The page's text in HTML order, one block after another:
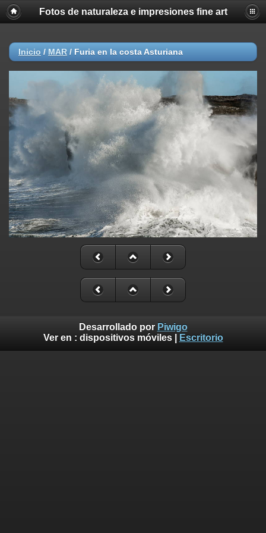
Fotos de naturaleza e impresiones fine art
Inicio / MAR / Furia en la costa Asturiana
Desarrollado por Piwigo
Ver en : dispositivos móviles| Escritorio